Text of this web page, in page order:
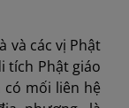
và các vị Phật
tích Phật giáo
mối liên hệ